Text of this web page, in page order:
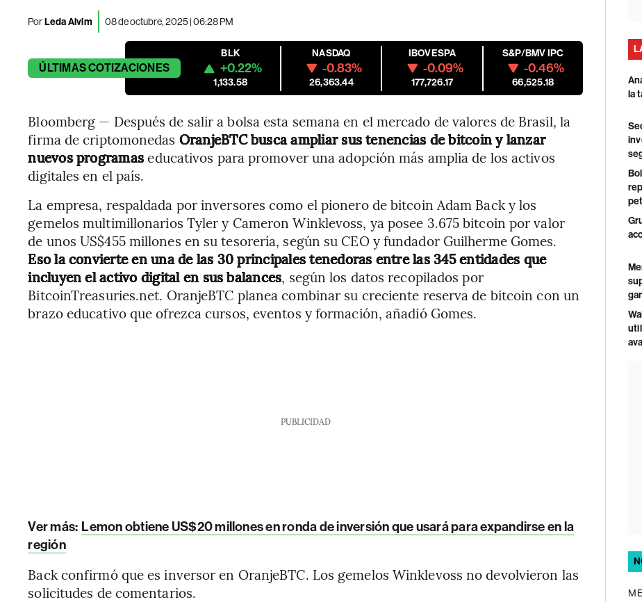
PorLeda Alvim 08 de octubre, 2025 | 06:28 PM
ÚLTIMASCOTIZACIONES
BLK
+0.22%
1,133.58
NASDAQ
-0.83%
26,363.44
IBOVESPA
-0.09%
177,726.17
S&P/BMV IPC
-0.46%
66,525.18
Bloomberg — Después de salir a bolsa esta semana en el mercado de valores de Brasil, la
firma de criptomonedas OranjeBTC busca ampliar sus tenencias de bitcoin y lanzar
nuevos programaseducativos para promover una adopción más amplia de los activos
digitales en el país.
La empresa, respaldada por inversores como el pionero de bitcoin Adam Back y los
gemelos multimillonarios Tyler y Cameron Winklevoss, ya posee 3.675 bitcoin por valor
de unos US$455 millones en su tesorería, según su CEO y fundador Guilherme Gomes.
Eso la convierte en una de las 30 principales tenedoras entre las 345 entidades que
incluyen el activo digital en sus balances, según los datos recopilados por
BitcoinTreasuries.net. OranjeBTC planea combinar su creciente reserva de bitcoin con un
brazo educativo que ofrezca cursos, eventos y formación, añadió Gomes.
PUBLICIDAD
Ver más: Lemon obtiene US$20 millones en ronda de inversión que usará para expandirse en la
región
Back confirmó que es inversor en OranjeBTC. Los gemelos Winklevoss no devolvieron las
solicitudes de comentarios.
la